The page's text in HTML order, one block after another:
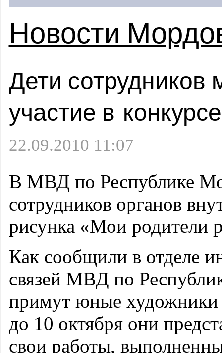
Новости
Дети сотрудников
участие в конкурсе
22.09.2010 11:07
В МВД по Республике
сотрудников органов
рисунка «Мои родители
Как сообщили в отделе
связей МВД по
примут юные художники
до 10 октября они
свои работы,